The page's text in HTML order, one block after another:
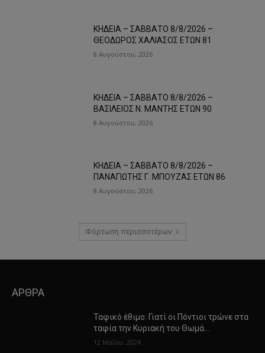
ΚΗΔΕΙΑ – ΣΑΒΒΑΤΟ 8/8/2026 –
ΘΕΟΔΩΡΟΣ ΧΑΛΙΑΣΟΣ ΕΤΩΝ 81
8 Αυγούστου, 2026
ΚΗΔΕΙΑ – ΣΑΒΒΑΤΟ 8/8/2026 –
ΒΑΣΙΛΕΙΟΣ Ν. ΜΑΝΤΗΣ ΕΤΩΝ 90
8 Αυγούστου, 2026
ΚΗΔΕΙΑ – ΣΑΒΒΑΤΟ 8/8/2026 –
ΠΑΝΑΓΙΩΤΗΣ Γ. ΜΠΟΥΖΑΣ ΕΤΩΝ 86
8 Αυγούστου, 2026
Φόρτωση περισσοτέρων
ΑΡΘΡΑ
Ταφικό έθιμο: Γιατί οι Πόντιοι τρώνε στα
ταφία την Κυριακή του Θωμά…
12 Μαΐου, 2024